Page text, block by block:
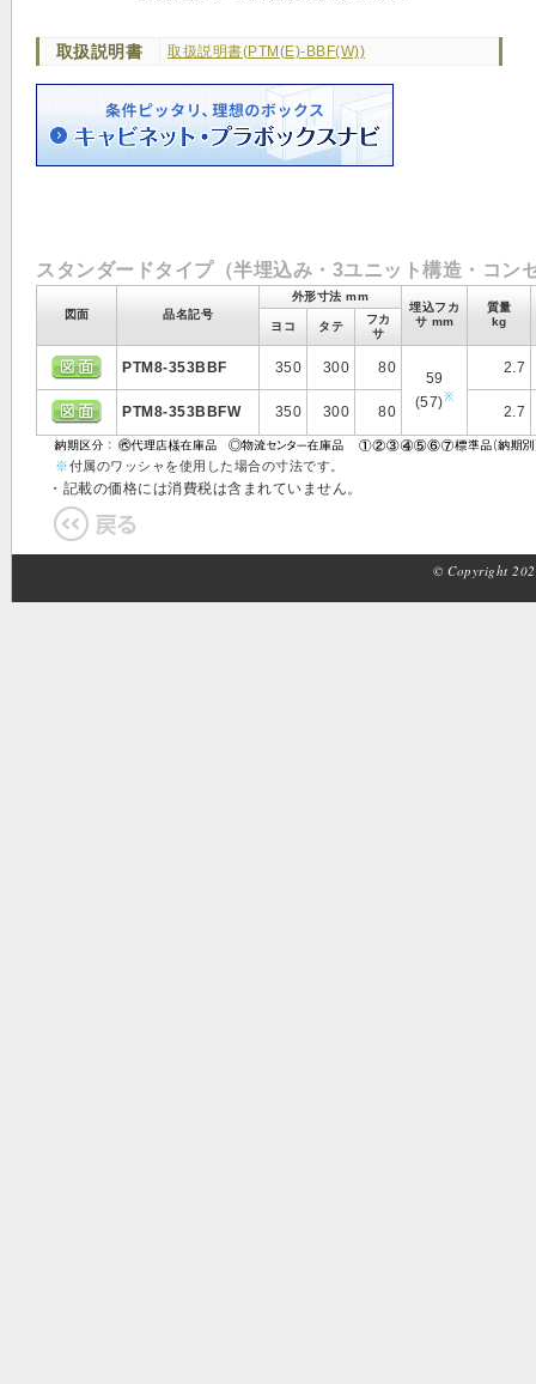
取扱説明書 取扱説明書(PTM(E)-BBF(W))
スタンダードタイプ（半埋込み・3ユニット構造・コン
図面 品名記号
外形寸法 mm
埋込フカ
サ mm
質量
kg
ヨコ タテ
フカ
サ
PTM8-353BBF 350 300 80
59
(57)※
2.7
PTM8-353BBFW 350 300 80 2.7
※付属のワッシャを使用した場合の寸法です。
・記載の価格には消費税は含まれていません。
© Copyright